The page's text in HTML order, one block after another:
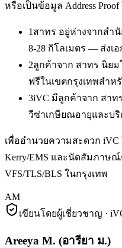
หรือเป็นข้อมูล Address
1สาทร อยู่ห่างจากสำ
8-28 กิโลเมตร — ส่งเ
2ลูกค้าจาก สาทร นิย
ฟรีในเขตกรุงเทพสำห
3iVC มีลูกค้าจาก สาท
วีซ่าเกษียณอายุและบ
เพื่ออำนวยความสะดวก iVC
Kerry/EMS และนัดสัมภาษ
VFS/TLS/BLS ในกรุงเทพ
AM
เขียนโดยผู้เชี่ยวชาญ ·
Areeya M. (อารียา ม.)